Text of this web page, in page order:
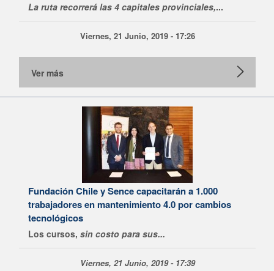
La ruta recorrerá las 4 capitales provinciales,...
Viernes, 21 Junio, 2019 - 17:26
Ver más
Fundación Chile y Sence capacitarán a 1.000
trabajadores en mantenimiento 4.0 por cambios
tecnológicos
Los cursos, sin costo para sus...
Viernes, 21 Junio, 2019 - 17:39